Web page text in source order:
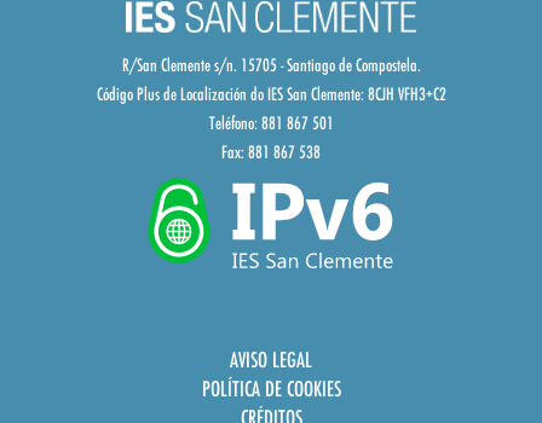
R/San Clemente s/n. 15705 - Santiago de Compostela.
Código Plus de Localización do IES San Clemente:8CJH VFH3+C2
Teléfono: 881 867 501
Fax: 881 867 538
AVISO LEGAL
POLÍTICA DE COOKIES
CRÉDITOS